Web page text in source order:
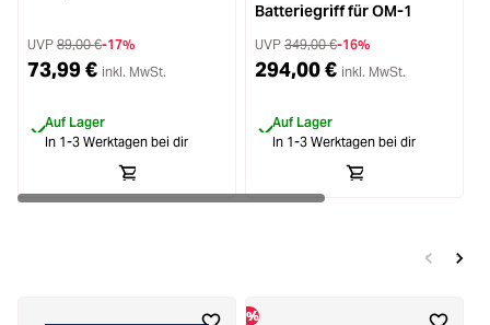
UVP 89,00 €-17%
73,99 € inkl. MwSt.
Auf Lager
In 1-3 Werktagen bei dir
Batteriegriff für OM-1
UVP 349,00 €-16%
294,00 € inkl. MwSt.
Auf Lager
In 1-3 Werktagen bei dir
%